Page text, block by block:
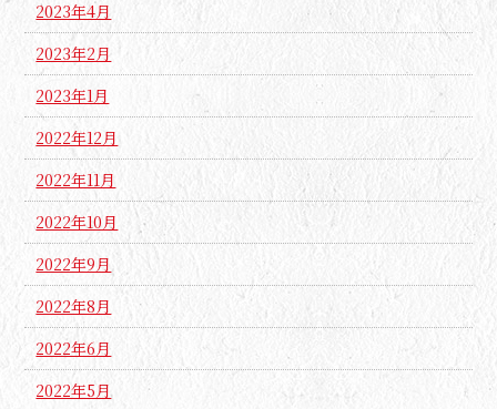
2023年4月
2023年2月
2023年1月
2022年12月
2022年11月
2022年10月
2022年9月
2022年8月
2022年6月
2022年5月